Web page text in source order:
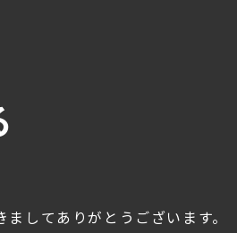
してありがとうございます。